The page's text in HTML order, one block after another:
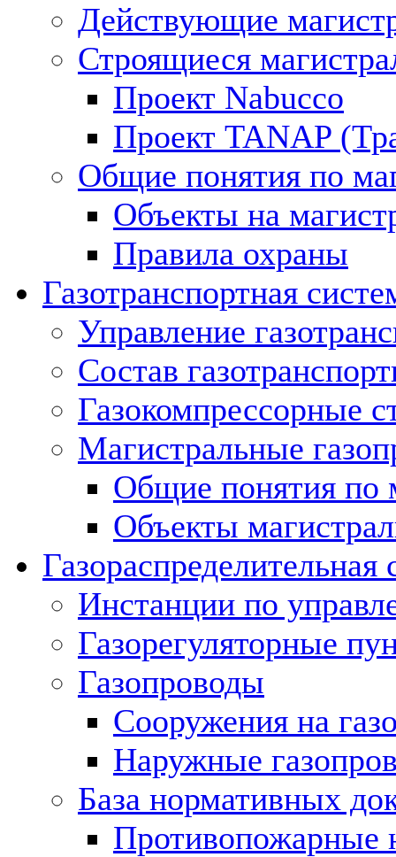
Действующие
Строящиеся
Проект Nabucco
Проект TANAP
Общие понятия по
Объекты на
Правила охраны
Газотранспортная
Управление
Состав
Газокомпрессорные
Магистральные
Общие понятия по
Объекты
Газораспределительная
Инстанции по
Газорегуляторные
Газопроводы
Сооружения на
Наружные
База нормативных
Противопожарные